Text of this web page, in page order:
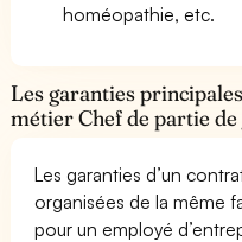
homéopathie, etc.
Les garanties
métier Chef de partie de
Les garanties d’un
organisées de la même
pour un employé